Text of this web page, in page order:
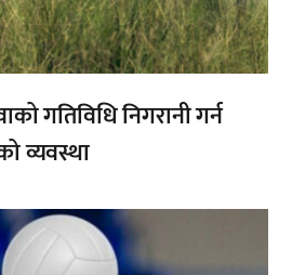
गतिविधि निगरानी गर्न
व्यवस्था